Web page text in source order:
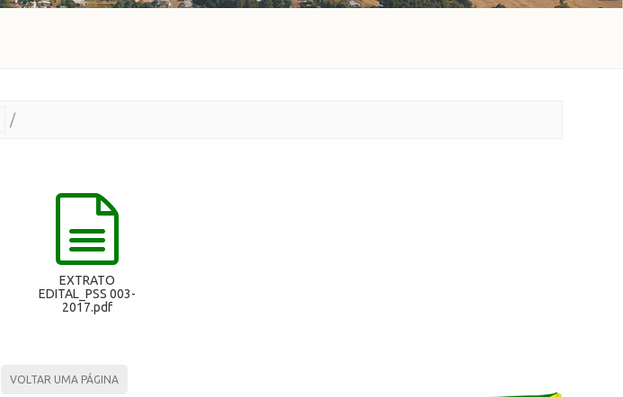
/
EXTRATO
EDITAL_PSS 003-
2017.pdf
VOLTAR UMA PÁGINA